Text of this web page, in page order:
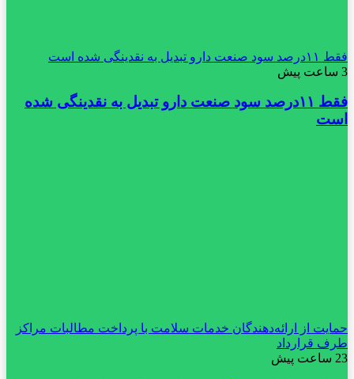
فقط ۱۱‌درصد سود صنعت دارو تبدیل به نقدینگی شده است
3 ساعت پیش
فقط ۱۱‌درصد سود صنعت دارو تبدیل به نقدینگی شده
است
حمایت از ارائه‌دهندگان خدمات سلامت با پرداخت مطالبات مراکز
طرف قرارداد
23 ساعت پیش